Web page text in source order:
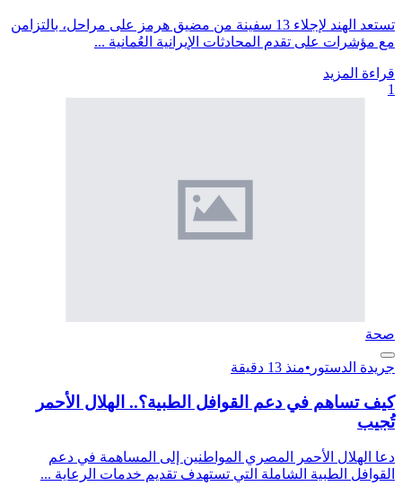
تستعد الهند لإجلاء 13 سفينة من مضيق هرمز على مراحل، بالتزامن
مع مؤشرات على تقدم المحادثات الإيرانية العُمانية ...
قراءة المزيد
1
صحة
جريدة الدستور •منذ 13 دقيقة
كيف تساهم في دعم القوافل الطبية؟.. الهلال الأحمر
تُجيب
دعا الهلال الأحمر المصري المواطنين إلى المساهمة في دعم
القوافل الطبية الشاملة التي تستهدف تقديم خدمات الرعاية ...